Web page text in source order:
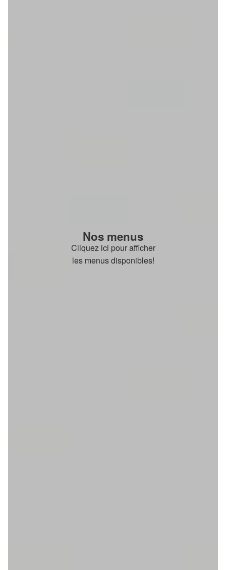
Nos menus
Cliquez ici pour afficher
les menus disponibles!